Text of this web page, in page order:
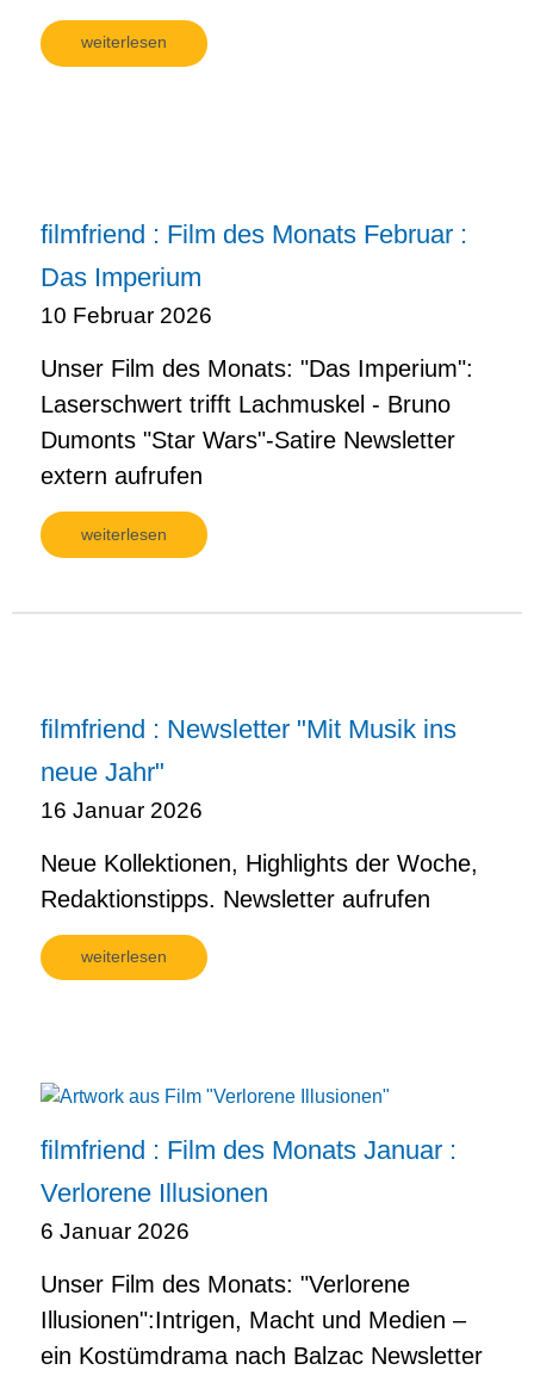
weiterlesen
filmfriend : Film des Monats Februar :
Das Imperium
10 Februar 2026
Unser Film des Monats: "Das Imperium":
Laserschwert trifft Lachmuskel - Bruno
Dumonts "Star Wars"-Satire Newsletter
extern aufrufen
weiterlesen
filmfriend : Newsletter "Mit Musik ins
neue Jahr"
16 Januar 2026
Neue Kollektionen, Highlights der Woche,
Redaktionstipps. Newsletter aufrufen
weiterlesen
filmfriend : Film des Monats Januar :
Verlorene Illusionen
6 Januar 2026
Unser Film des Monats: "Verlorene
Illusionen":Intrigen, Macht und Medien –
ein Kostümdrama nach Balzac Newsletter